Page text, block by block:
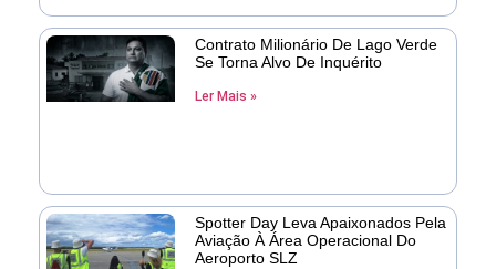
Contrato Milionário De Lago Verde
Se Torna Alvo De Inquérito
Ler Mais »
Spotter Day Leva Apaixonados Pela
Aviação À Área Operacional Do
Aeroporto SLZ